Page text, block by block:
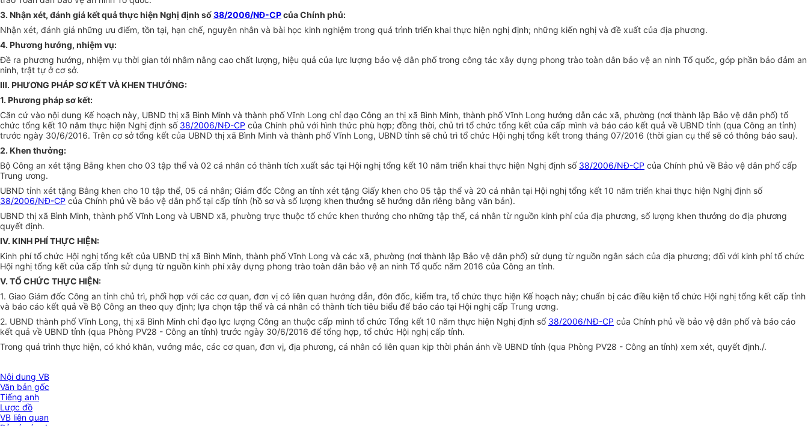
3. Nhận xét, đánh giá kết quả thực hiện Nghị định số38/2006/NĐ-CPcủa Chính phủ:
Nhận xét, đánh giá những ưu điểm, tồn tại, hạn chế, nguyên nhân và bài học kinh nghiệm trong quá trình triển khai thực hiện nghị định; những kiến nghị và đề xuất của địa phương.
4. Phương hướng, nhiệm vụ:
Đề ra phương hướng, nhiệm vụ thời gian tới nhằm nâng cao chất lượng, hiệu quả của lực lượng bảo vệ dân phố trong công tác xây dựng phong trào toàn dân bảo vệ an ninh Tổ quốc, góp phần bảo đảm an
ninh, trật tự ở cơ sở.
III. PHƯƠNG PHÁP SƠ KẾT VÀ KHEN THƯỞNG:
1. Phương pháp sơ kết:
Căn cứ vào nội dung Kế hoạch này, UBND thị xã Bình Minh và thành phố Vĩnh Long chỉ đạo Công an thị xã Bình Minh, thành phố Vĩnh Long hướng dẫn các xã, phường (nơi thành lập Bảo vệ dân phố) tổ
chức tổng kết 10 năm thực hiện Nghị định số 38/2006/NĐ-CP của Chính phủ với hình thức phù hợp; đồng thời, chủ trì tổ chức tổng kết của cấp mình và báo cáo kết quả về UBND tỉnh (qua Công an tỉnh)
trước ngày 30/6/2016. Trên cơ sở tổng kết của UBND thị xã Bình Minh và thành phố Vĩnh Long, UBND tỉnh sẽ chủ trì tổ chức Hội nghị tổng kết trong tháng 07/2016 (thời gian cụ thể sẽ có thông báo sau).
2. Khen thưởng:
Bộ Công an xét tặng Bằng khen cho 03 tập thể và 02 cá nhân có thành tích xuất sắc tại Hội nghị tổng kết 10 năm triển khai thực hiện Nghị định số 38/2006/NĐ-CP của Chính phủ về Bảo vệ dân phố cấp
Trung ương.
UBND tỉnh xét tặng Bằng khen cho 10 tập thể, 05 cá nhân; Giám đốc Công an tỉnh xét tặng Giấy khen cho 05 tập thể và 20 cá nhân tại Hội nghị tổng kết 10 năm triển khai thực hiện Nghị định số
38/2006/NĐ-CP của Chính phủ về bảo vệ dân phố tại cấp tỉnh (hồ sơ và số lượng khen thưởng sẽ hướng dẫn riêng bằng văn bản).
UBND thị xã Bình Minh, thành phố Vĩnh Long và UBND xã, phường trực thuộc tổ chức khen thưởng cho những tập thể, cá nhân từ nguồn kinh phí của địa phương, số lượng khen thưởng do địa phương
quyết định.
IV. KINH PHÍ THỰC HIỆN:
Kinh phí tổ chức Hội nghị tổng kết của UBND thị xã Bình Minh, thành phố Vĩnh Long và các xã, phường (nơi thành lập Bảo vệ dân phố) sử dụng từ nguồn ngân sách của địa phương; đối với kinh phí tổ chức
Hội nghị tổng kết của cấp tỉnh sử dụng từ nguồn kinh phí xây dựng phong trào toàn dân bảo vệ an ninh Tổ quốc năm 2016 của Công an tỉnh.
V. TỔ CHỨC THỰC HIỆN:
1. Giao Giám đốc Công an tỉnh chủ trì, phối hợp với các cơ quan, đơn vị có liên quan hướng dẫn, đôn đốc, kiểm tra, tổ chức thực hiện Kế hoạch này; chuẩn bị các điều kiện tổ chức Hội nghị tổng kết cấp tỉnh
và báo cáo kết quả về Bộ Công an theo quy định; lựa chọn tập thể và cá nhân có thành tích tiêu biểu để báo cáo tại Hội nghị cấp Trung ương.
2. UBND thành phố Vĩnh Long, thị xã Bình Minh chỉ đạo lực lượng Công an thuộc cấp mình tổ chức Tổng kết 10 năm thực hiện Nghị định số 38/2006/NĐ-CP của Chính phủ về bảo vệ dân phố và báo cáo
kết quả về UBND tỉnh (qua Phòng PV28 - Công an tỉnh) trước ngày 30/6/2016 để tổng hợp, tổ chức Hội nghị cấp tỉnh.
Trong quá trình thực hiện, có khó khăn, vướng mắc, các cơ quan, đơn vị, địa phương, cá nhân có liên quan kịp thời phản ánh về UBND tỉnh (qua Phòng PV28 - Công an tỉnh) xem xét, quyết định./.
Nội dung VB
Văn bản gốc
Tiếng anh
Lược đồ
VB liên quan